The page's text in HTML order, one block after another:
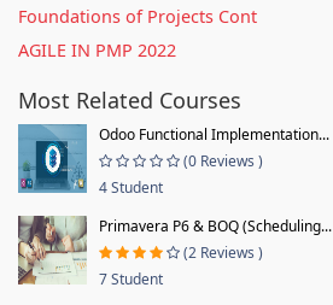
Foundations of Projects Cont
AGILE IN PMP 2022
Most Related Courses
Odoo Functional Implementation...
(0 Reviews )
4 Student
Primavera P6 & BOQ (Scheduling...
(2 Reviews )
7 Student